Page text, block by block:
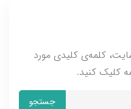
کلمه‌ی کلیدی مورد
کلیک کنید.
جستجو